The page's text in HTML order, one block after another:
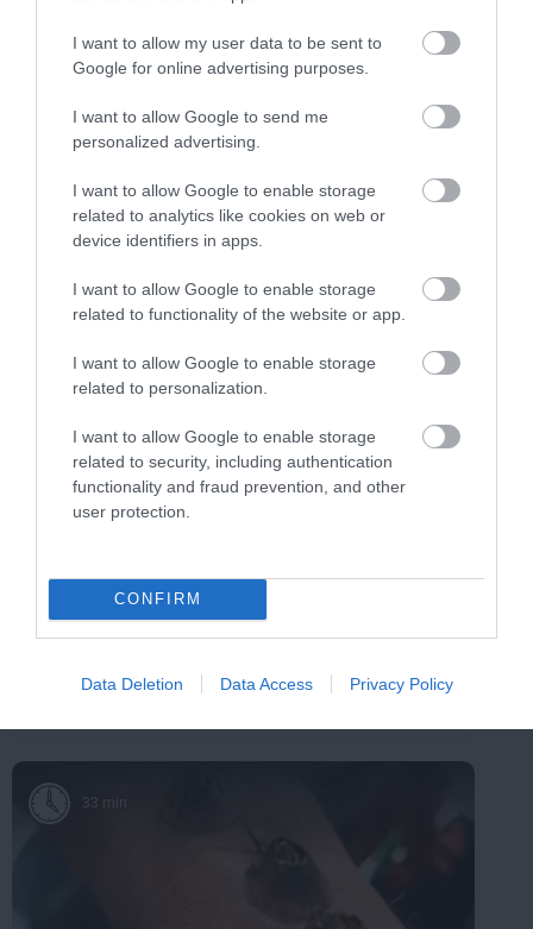
I want to allow my user data to be sent to
Google for online advertising purposes.
I want to allow Google to send me
personalized advertising.
I want to allow Google to enable storage
related to analytics like cookies on web or
device identifiers in apps.
I want to allow Google to enable storage
related to functionality of the website or app.
I want to allow Google to enable storage
related to personalization.
I want to allow Google to enable storage
related to security, including authentication
functionality and fraud prevention, and other
user protection.
CONFIRM
Data Deletion Data Access Privacy Policy
One Teaspoon And All The Worms In The
Body Die Instantly
263 54 101
Stop Eating These 3 Foods That Are Known
to Cause Parasites
33 min